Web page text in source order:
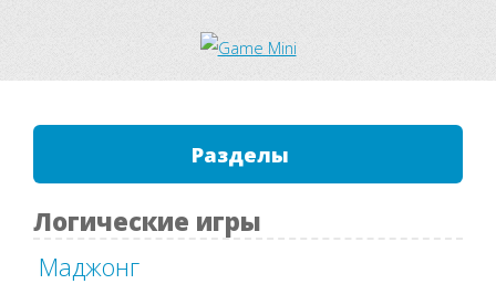
Разделы
Логические игры
Маджонг